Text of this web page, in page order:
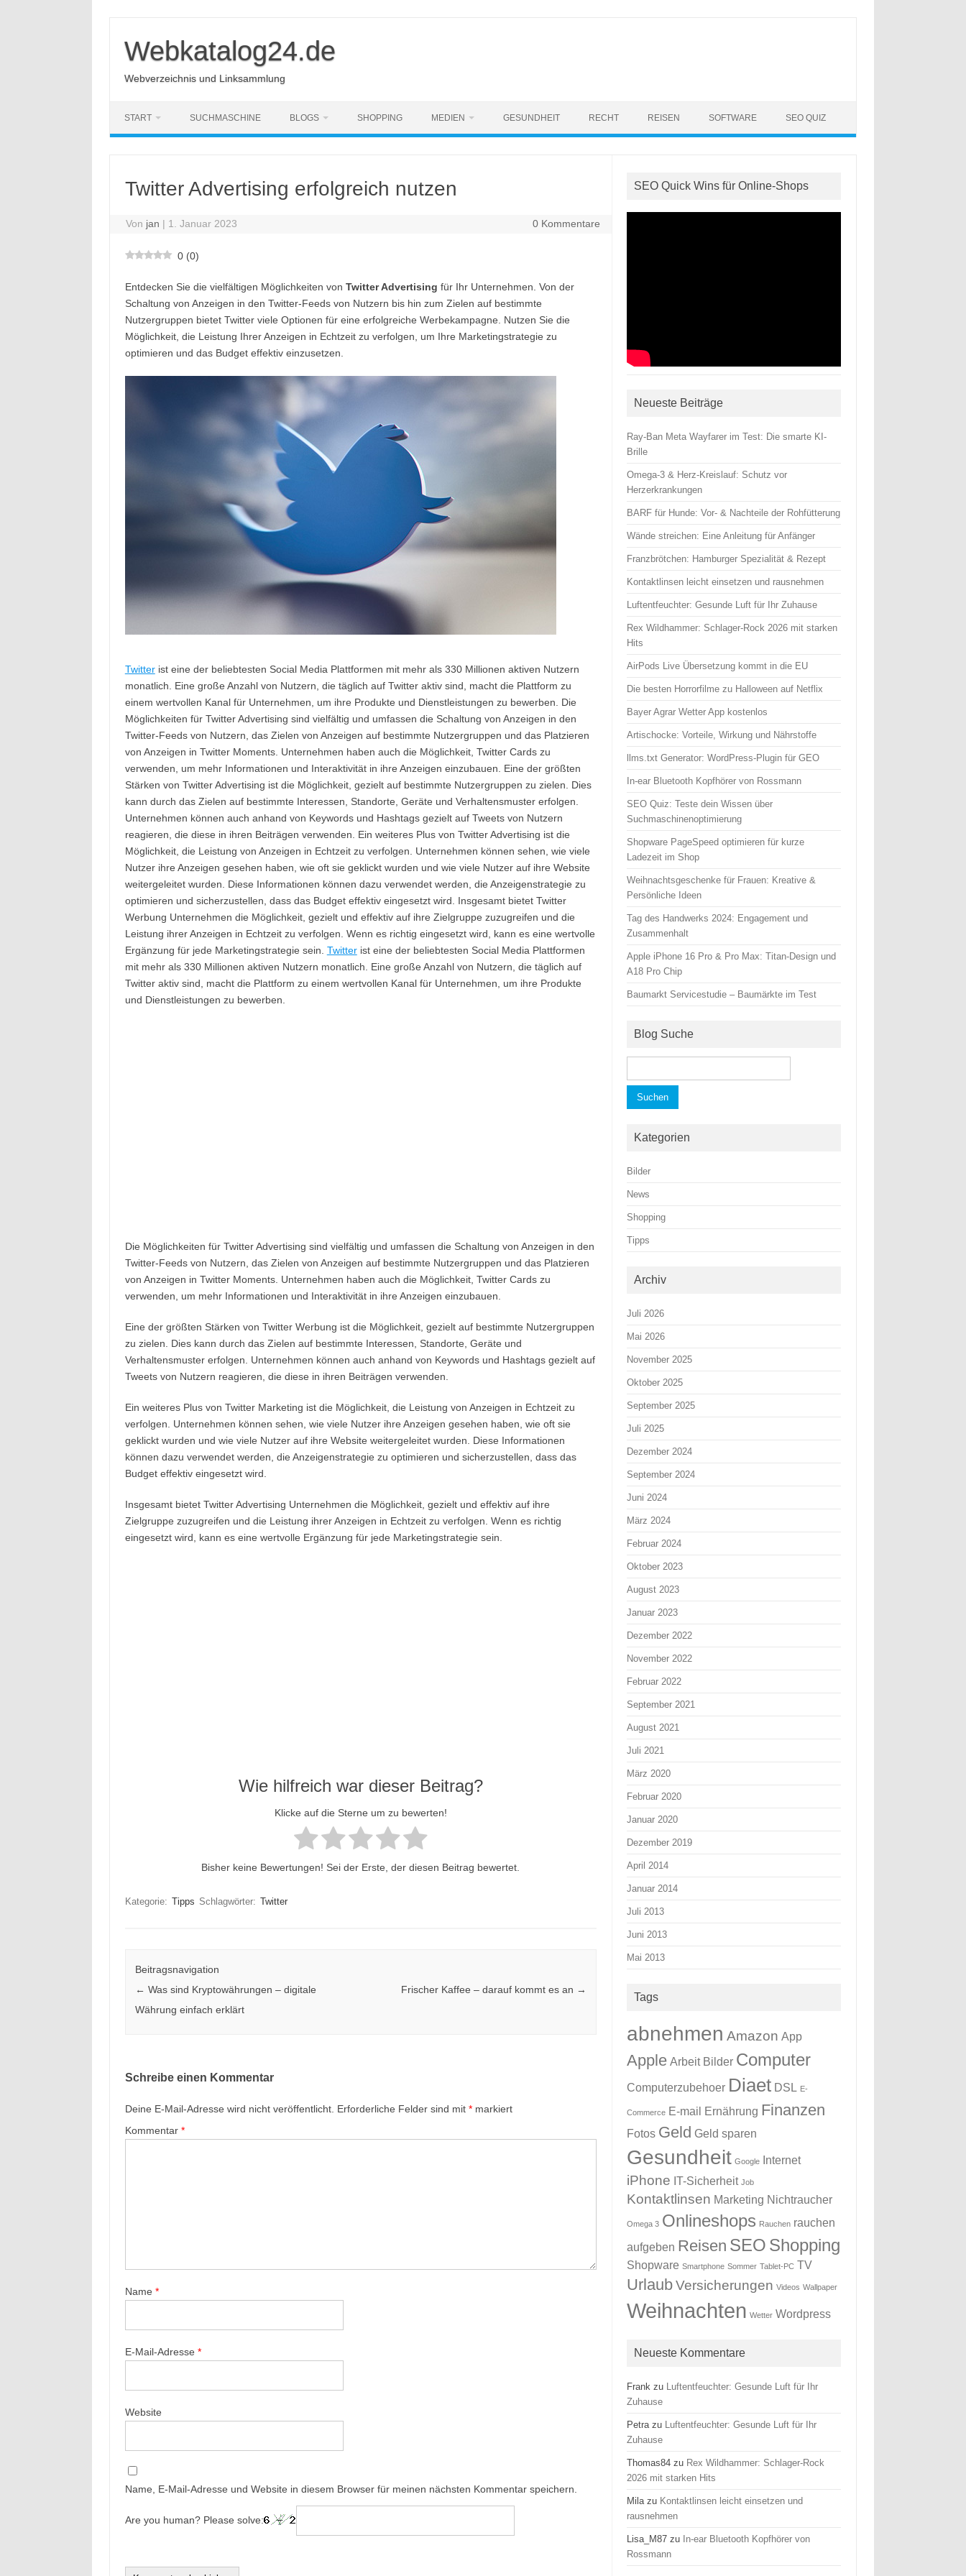
springen
Webkatalog24.de
Webverzeichnis und Linksammlung
START SUCHMASCHINE BLOGS SHOPPING MEDIEN GESUNDHEIT RECHT REISEN SOFTWARE SEO QUIZ
Twitter Advertising erfolgreich nutzen
Von jan | 1. Januar 2023 0 Kommentare
0 (0)
Entdecken Sie die vielfältigen Möglichkeiten von Twitter Advertising für Ihr Unternehmen. Von der
Schaltung von Anzeigen in den Twitter-Feeds von Nutzern bis hin zum Zielen auf bestimmte
Nutzergruppen bietet Twitter viele Optionen für eine erfolgreiche Werbekampagne. Nutzen Sie die
Möglichkeit, die Leistung Ihrer Anzeigen in Echtzeit zu verfolgen, um Ihre Marketingstrategie zu
optimieren und das Budget effektiv einzusetzen.
Twitterist eine der beliebtesten Social Media Plattformen mit mehr als 330 Millionen aktiven Nutzern
monatlich. Eine große Anzahl von Nutzern, die täglich auf Twitter aktiv sind, macht die Plattform zu
einem wertvollen Kanal für Unternehmen, um ihre Produkte und Dienstleistungen zu bewerben. Die
Möglichkeiten für Twitter Advertising sind vielfältig und umfassen die Schaltung von Anzeigen in den
Twitter-Feeds von Nutzern, das Zielen von Anzeigen auf bestimmte Nutzergruppen und das Platzieren
von Anzeigen in Twitter Moments. Unternehmen haben auch die Möglichkeit, Twitter Cards zu
verwenden, um mehr Informationen und Interaktivität in ihre Anzeigen einzubauen. Eine der größten
Stärken von Twitter Advertising ist die Möglichkeit, gezielt auf bestimmte Nutzergruppen zu zielen. Dies
kann durch das Zielen auf bestimmte Interessen, Standorte, Geräte und Verhaltensmuster erfolgen.
Unternehmen können auch anhand von Keywords und Hashtags gezielt auf Tweets von Nutzern
reagieren, die diese in ihren Beiträgen verwenden. Ein weiteres Plus von Twitter Advertising ist die
Möglichkeit, die Leistung von Anzeigen in Echtzeit zu verfolgen. Unternehmen können sehen, wie viele
Nutzer ihre Anzeigen gesehen haben, wie oft sie geklickt wurden und wie viele Nutzer auf ihre Website
weitergeleitet wurden. Diese Informationen können dazu verwendet werden, die Anzeigenstrategie zu
optimieren und sicherzustellen, dass das Budget effektiv eingesetzt wird. Insgesamt bietet Twitter
Werbung Unternehmen die Möglichkeit, gezielt und effektiv auf ihre Zielgruppe zuzugreifen und die
Leistung ihrer Anzeigen in Echtzeit zu verfolgen. Wenn es richtig eingesetzt wird, kann es eine wertvolle
Ergänzung für jede Marketingstrategie sein. Twitterist eine der beliebtesten Social Media Plattformen
mit mehr als 330 Millionen aktiven Nutzern monatlich. Eine große Anzahl von Nutzern, die täglich auf
Twitter aktiv sind, macht die Plattform zu einem wertvollen Kanal für Unternehmen, um ihre Produkte
und Dienstleistungen zu bewerben.
Die Möglichkeiten für Twitter Advertising sind vielfältig und umfassen die Schaltung von Anzeigen in den
Twitter-Feeds von Nutzern, das Zielen von Anzeigen auf bestimmte Nutzergruppen und das Platzieren
von Anzeigen in Twitter Moments. Unternehmen haben auch die Möglichkeit, Twitter Cards zu
verwenden, um mehr Informationen und Interaktivität in ihre Anzeigen einzubauen.
Eine der größten Stärken von Twitter Werbung ist die Möglichkeit, gezielt auf bestimmte Nutzergruppen
zu zielen. Dies kann durch das Zielen auf bestimmte Interessen, Standorte, Geräte und
Verhaltensmuster erfolgen. Unternehmen können auch anhand von Keywords und Hashtags gezielt auf
Tweets von Nutzern reagieren, die diese in ihren Beiträgen verwenden.
Ein weiteres Plus von Twitter Marketing ist die Möglichkeit, die Leistung von Anzeigen in Echtzeit zu
verfolgen. Unternehmen können sehen, wie viele Nutzer ihre Anzeigen gesehen haben, wie oft sie
geklickt wurden und wie viele Nutzer auf ihre Website weitergeleitet wurden. Diese Informationen
können dazu verwendet werden, die Anzeigenstrategie zu optimieren und sicherzustellen, dass das
Budget effektiv eingesetzt wird.
Insgesamt bietet Twitter Advertising Unternehmen die Möglichkeit, gezielt und effektiv auf ihre
Zielgruppe zuzugreifen und die Leistung ihrer Anzeigen in Echtzeit zu verfolgen. Wenn es richtig
eingesetzt wird, kann es eine wertvolle Ergänzung für jede Marketingstrategie sein.
Wie hilfreich war dieser Beitrag?
Klicke auf die Sterne um zu bewerten!
Bisher keine Bewertungen! Sei der Erste, der diesen Beitrag bewertet.
Kategorie: Tipps Schlagwörter: Twitter
Beitragsnavigation
← Was sind Kryptowährungen – digitale
Währung einfach erklärt
Frischer Kaffee – darauf kommt es an →
Schreibe einen Kommentar
Deine E-Mail-Adresse wird nicht veröffentlicht. Erforderliche Felder sind mit *markiert
Kommentar *
Name *
E-Mail-Adresse *
Website
Name, E-Mail-Adresse und Website in diesem Browser für meinen nächsten Kommentar speichern.
Are you human? Please solve:
SEO Quick Wins für Online-Shops
Neueste Beiträge
Ray-Ban Meta Wayfarer im Test: Die smarte KI-
Brille
Omega-3 & Herz-Kreislauf: Schutz vor
Herzerkrankungen
BARF für Hunde: Vor- & Nachteile der Rohfütterung
Wände streichen: Eine Anleitung für Anfänger
Franzbrötchen: Hamburger Spezialität & Rezept
Kontaktlinsen leicht einsetzen und rausnehmen
Luftentfeuchter: Gesunde Luft für Ihr Zuhause
Rex Wildhammer: Schlager-Rock 2026 mit starken
Hits
AirPods Live Übersetzung kommt in die EU
Die besten Horrorfilme zu Halloween auf Netflix
Bayer Agrar Wetter App kostenlos
Artischocke: Vorteile, Wirkung und Nährstoffe
llms.txt Generator: WordPress-Plugin für GEO
In-ear Bluetooth Kopfhörer von Rossmann
SEO Quiz: Teste dein Wissen über
Suchmaschinenoptimierung
Shopware PageSpeed optimieren für kurze
Ladezeit im Shop
Weihnachtsgeschenke für Frauen: Kreative &
Persönliche Ideen
Tag des Handwerks 2024: Engagement und
Zusammenhalt
Apple iPhone 16 Pro & Pro Max: Titan-Design und
A18 Pro Chip
Baumarkt Servicestudie – Baumärkte im Test
Blog Suche
nach:
Kategorien
Bilder
News
Shopping
Tipps
Archiv
Juli 2026
Mai 2026
November 2025
Oktober 2025
September 2025
Juli 2025
Dezember 2024
September 2024
Juni 2024
März 2024
Februar 2024
Oktober 2023
August 2023
Januar 2023
Dezember 2022
November 2022
Februar 2022
September 2021
August 2021
Juli 2021
März 2020
Februar 2020
Januar 2020
Dezember 2019
April 2014
Januar 2014
Juli 2013
Juni 2013
Mai 2013
Tags
abnehmen Amazon App
Apple Arbeit Bilder Computer
Computerzubehoer Diaet DSL E-
Commerce E-mail Ernährung Finanzen
Fotos Geld Geld sparen
Gesundheit Google Internet
iPhone IT-Sicherheit Job
Kontaktlinsen Marketing Nichtraucher
Omega 3 Onlineshops Rauchen rauchen
aufgeben Reisen SEO Shopping
Shopware Smartphone Sommer Tablet-PC TV
Urlaub Versicherungen Videos Wallpaper
Weihnachten Wetter Wordpress
Neueste Kommentare
Frank zu Luftentfeuchter: Gesunde Luft für Ihr
Zuhause
Petrazu Luftentfeuchter: Gesunde Luft für Ihr
Zuhause
Thomas84 zu Rex Wildhammer: Schlager-Rock
2026 mit starken Hits
Milazu Kontaktlinsen leicht einsetzen und
rausnehmen
Lisa_M87 zu In-ear Bluetooth Kopfhörer von
Rossmann